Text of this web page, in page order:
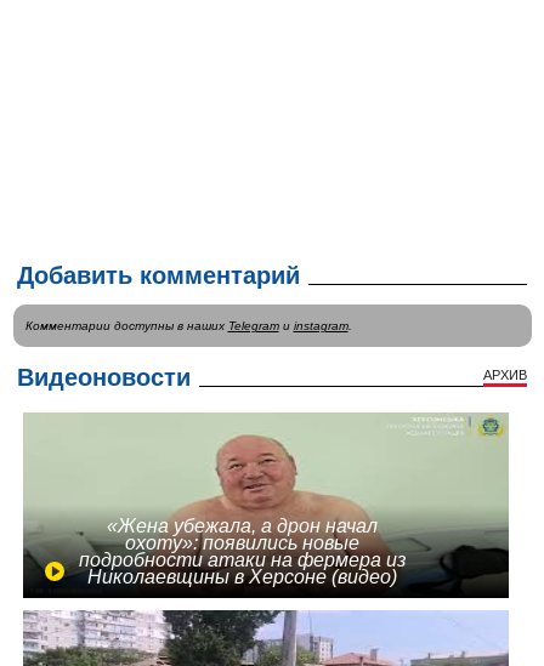
Добавить комментарий
Комментарии доступны в наших Telegramи instagram.
Видеоновости АРХИВ
«Жена убежала, а дрон начал
охоту»: появились новые
подробности атаки на фермера из
Николаевщины в Херсоне (видео)